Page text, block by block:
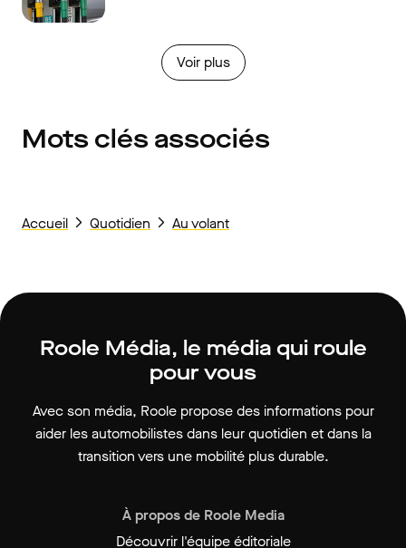
Voir plus
Mots clés associés
Accueil Quotidien Au volant
Roole Média, le média qui roule
pour vous
Avec son média, Roole propose des informations pour
aider les automobilistes dans leur quotidien et dans la
transition vers une mobilité plus durable.
À propos de Roole Media
Découvrir l'équipe éditoriale